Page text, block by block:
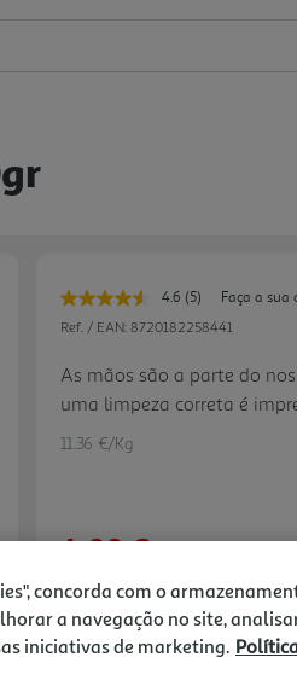
Next
4.6 Leu
5
para
a
(5)
Faça a sua
Ref. / EAN: 8720182258441
As mãos são a parte do
uma limpeza correta é
parasitas no nosso
deixa a mãos mais macias
vitamina E para que
Além de proporciar um
cuida do planeta tendo o
testado em animais.
11.36 €/Kg
4,09 €
Notas de preparação
concorda com o
a navegação no site,
iniciativas de marketing.